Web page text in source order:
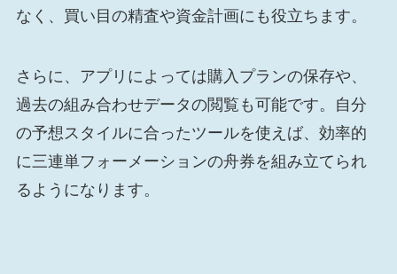
なく、買い目の精査や資金計画にも役立ちます。
さらに、アプリによっては購入プランの保存や、
過去の組み合わせデータの閲覧も可能です。自分
の予想スタイルに合ったツールを使えば、効率的
に三連単フォーメーションの舟券を組み立てられ
るようになります。